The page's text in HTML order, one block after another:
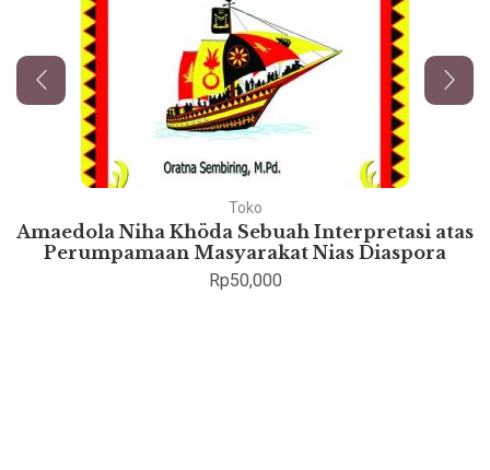
Toko
Amaedola Niha Khöda Sebuah Interpretasi atas
Perumpamaan Masyarakat Nias Diaspora
Rp50,000